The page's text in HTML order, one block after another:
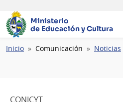
Ministerio
de Educación y Cultura
Ruta
Inicio Comunicación Noticias
CONICYT